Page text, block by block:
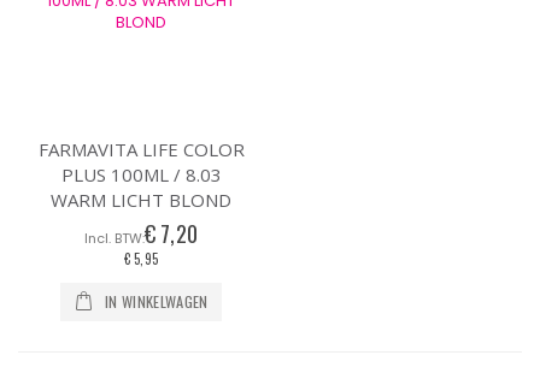
FARMAVITA LIFE COLOR
PLUS 100ML / 8.03
WARM LICHT BLOND
€ 7,20
€ 5,95
IN WINKELWAGEN